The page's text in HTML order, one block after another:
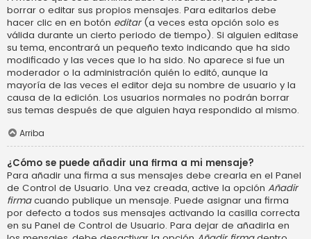
borrar o editar sus propios mensajes. Para editarlos debe
hacer clic en en botón editar(a veces esta opción solo es
válida durante un cierto periodo de tiempo). Si alguien editase
su tema, encontrará un pequeño texto indicando que ha sido
modificado y las veces que lo ha sido. No aparece si fue un
moderador o la administración quién lo editó, aunque la
mayoría de las veces el editor deja su nombre de usuario y la
causa de la edición. Los usuarios normales no podrán borrar
sus temas después de que alguien haya respondido al mismo.
Arriba
¿Cómo se puede añadir una firma a mi mensaje?
Para añadir una firma a sus mensajes debe crearla en el Panel
de Control de Usuario. Una vez creada, active la opción Añadir
firmacuando publique un mensaje. Puede asignar una firma
por defecto a todos sus mensajes activando la casilla correcta
en su Panel de Control de Usuario. Para dejar de añadirla en